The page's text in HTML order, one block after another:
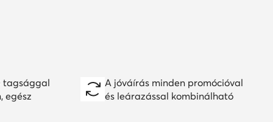
tagsággal
egész
A jóváírás minden promócióval
és leárazással kombinálható